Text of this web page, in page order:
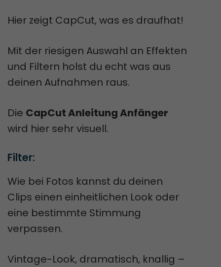
Hier zeigt CapCut, was es draufhat!
Mit der riesigen Auswahl an Effekten
und Filtern holst du echt was aus
deinen Aufnahmen raus.
Die CapCut Anleitung Anfänger
wird hier sehr visuell.
Filter:
Wie bei Fotos kannst du deinen
Clips einen einheitlichen Look oder
eine bestimmte Stimmung
verpassen.
Vintage-Look, dramatisch, knallig –